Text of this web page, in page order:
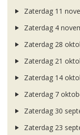
Zaterdag 11
Zaterdag 4
Zaterdag 28
Zaterdag 21
Zaterdag 14
Zaterdag 7
Zaterdag 30
Zaterdag 23